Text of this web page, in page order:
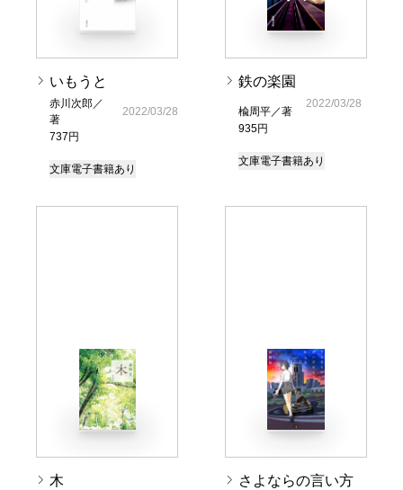
いもうと
赤川次郎／
著
737円
2022/03/28
文庫電子書籍あり
鉄の楽園
楡周平／著
935円
2022/03/28
文庫電子書籍あり
木
さよならの言い方